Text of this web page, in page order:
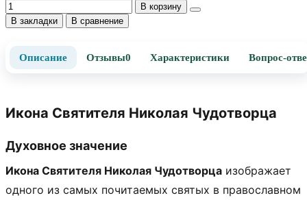
В корзину
В закладки
В сравнение
Описание Отзывы0 Характеристики Вопрос-
Икона Святителя Николая Чудотворца
Духовное значение
Икона Святителя Николая Чудотворца изображает
одного из самых почитаемых святых в православном